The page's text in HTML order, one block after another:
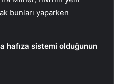
bunları yaparken
hafıza sistemi olduğunun